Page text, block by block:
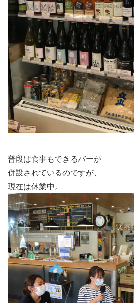
普段は食事もできるバーが
併設されているのですが、
現在は休業中。